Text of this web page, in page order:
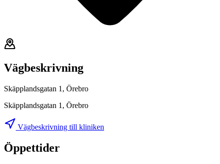
Vägbeskrivning
Skäpplandsgatan 1, Örebro
Skäpplandsgatan 1, Örebro
Vägbeskrivning till kliniken
Öppettider